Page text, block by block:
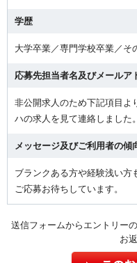
学歴
大学卒業／専門学校卒業／そ
応募先担当者名及びメールア
非公開求人のため下記項目
ハの求人を見て連絡しました
メッセージ及びご利用者の傾
ブランクある方や経験浅い方
ご応募お待ちしています。
送信フォームからエントリー
お